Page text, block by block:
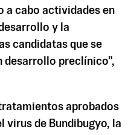
a cabo actividades en
y la
candidatas que se
desarrollo preclínico",
aprobados
virus de Bundibugyo, la